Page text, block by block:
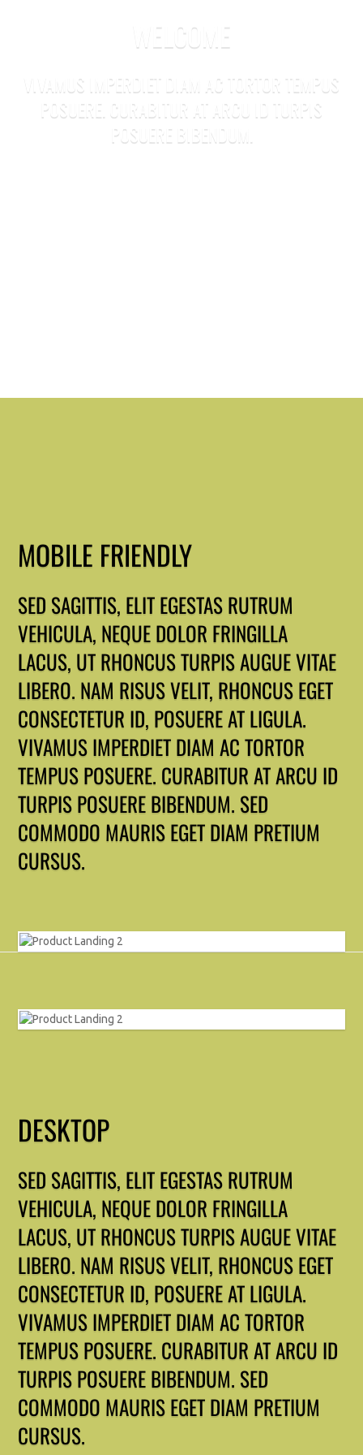
WELCOME
VIVAMUS IMPERDIET DIAM AC TORTOR TEMPUS
POSUERE. CURABITUR AT ARCU ID TURPIS
POSUERE BIBENDUM.
MOBILE FRIENDLY
SED SAGITTIS, ELIT EGESTAS RUTRUM
VEHICULA, NEQUE DOLOR FRINGILLA
LACUS, UT RHONCUS TURPIS AUGUE VITAE
LIBERO. NAM RISUS VELIT, RHONCUS EGET
CONSECTETUR ID, POSUERE AT LIGULA.
VIVAMUS IMPERDIET DIAM AC TORTOR
TEMPUS POSUERE. CURABITUR AT ARCU ID
TURPIS POSUERE BIBENDUM. SED
COMMODO MAURIS EGET DIAM PRETIUM
CURSUS.
DESKTOP
SED SAGITTIS, ELIT EGESTAS RUTRUM
VEHICULA, NEQUE DOLOR FRINGILLA
LACUS, UT RHONCUS TURPIS AUGUE VITAE
LIBERO. NAM RISUS VELIT, RHONCUS EGET
CONSECTETUR ID, POSUERE AT LIGULA.
VIVAMUS IMPERDIET DIAM AC TORTOR
TEMPUS POSUERE. CURABITUR AT ARCU ID
TURPIS POSUERE BIBENDUM. SED
COMMODO MAURIS EGET DIAM PRETIUM
CURSUS.